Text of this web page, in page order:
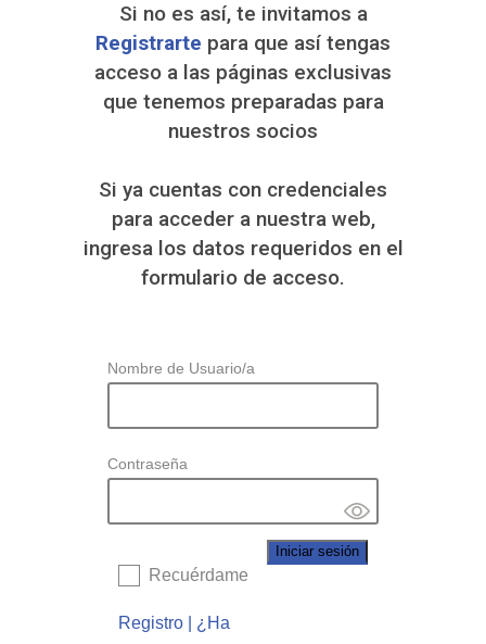
Si no es así, te invitamos a
Registrarte para que así tengas
acceso a las páginas exclusivas
que tenemos preparadas para
nuestros socios
Si ya cuentas con credenciales
para acceder a nuestra web,
ingresa los datos requeridos en el
formulario de acceso.
Nombre de Usuario/a
Contraseña
Recuérdame
Registro
¿Ha